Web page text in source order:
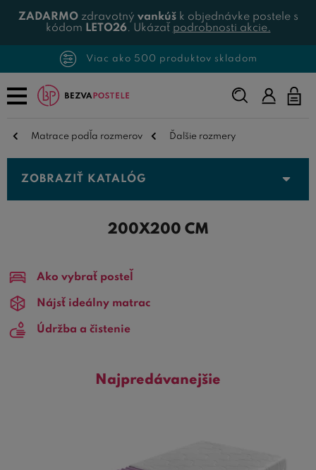
ZADARMOzdravotný vankúšk objednávke postele s
kódom LETO26. Ukázať podrobnosti akcie.
Viac ako 500 produktov skladom
Napíšte,
čo
Matrace podľa rozmerov Ďalšie rozmery
ZOBRAZIŤ KATALÓG
200X200 CM
Ako vybrať posteľ
Nájsť ideálny matrac
Údržba a čistenie
Najpredávanejšie